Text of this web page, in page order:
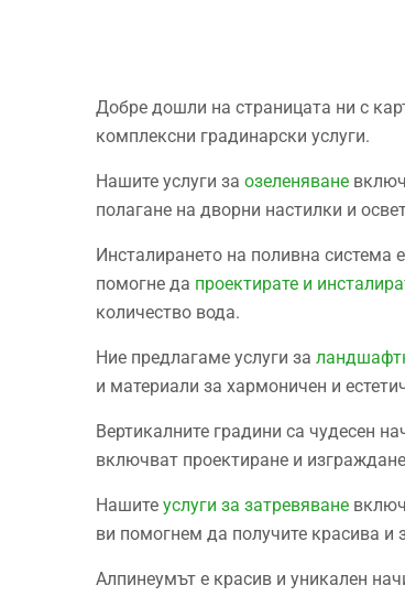
Добре дошли на страницата ни с
комплексни градинарски услуги.
Нашите услуги за озеленяване
полагане на дворни настилки и
Инсталирането на поливна система
помогне да проектирате и
количество вода.
Ние предлагаме услуги за
и материали за хармоничен и
Вертикалните градини са чудесен
включват проектиране и
Нашите услуги за затревяване
ви помогнем да получите красива и
Алпинеумът е красив и уникален